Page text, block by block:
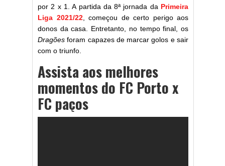
por 2 x 1. A partida da 8ª jornada da Primeira
Liga 2021/22, começou de certo perigo aos
donos da casa. Entretanto, no tempo final, os
Dragões foram capazes de marcar golos e sair
com o triunfo.
Assista aos melhores
momentos do FC Porto x
FC paços